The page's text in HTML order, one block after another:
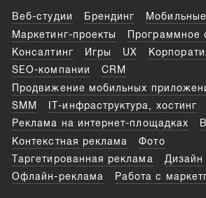
Веб-студии Брендинг
Маркетинг-проекты
Программное
Консалтинг
Игры UX
SEO-компании
CRM
Продвижение мобильных
SMM
IT-инфраструктура, хостинг
Реклама на интернет-площадках
Контекстная реклама
Фото
Таргетированная реклама
Дизайн
Офлайн-реклама
Работа с